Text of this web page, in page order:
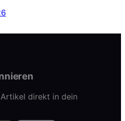
direkt in dein